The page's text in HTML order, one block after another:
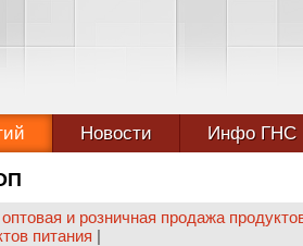
Новости Инфо ГНС
и розничная продажа
питания |